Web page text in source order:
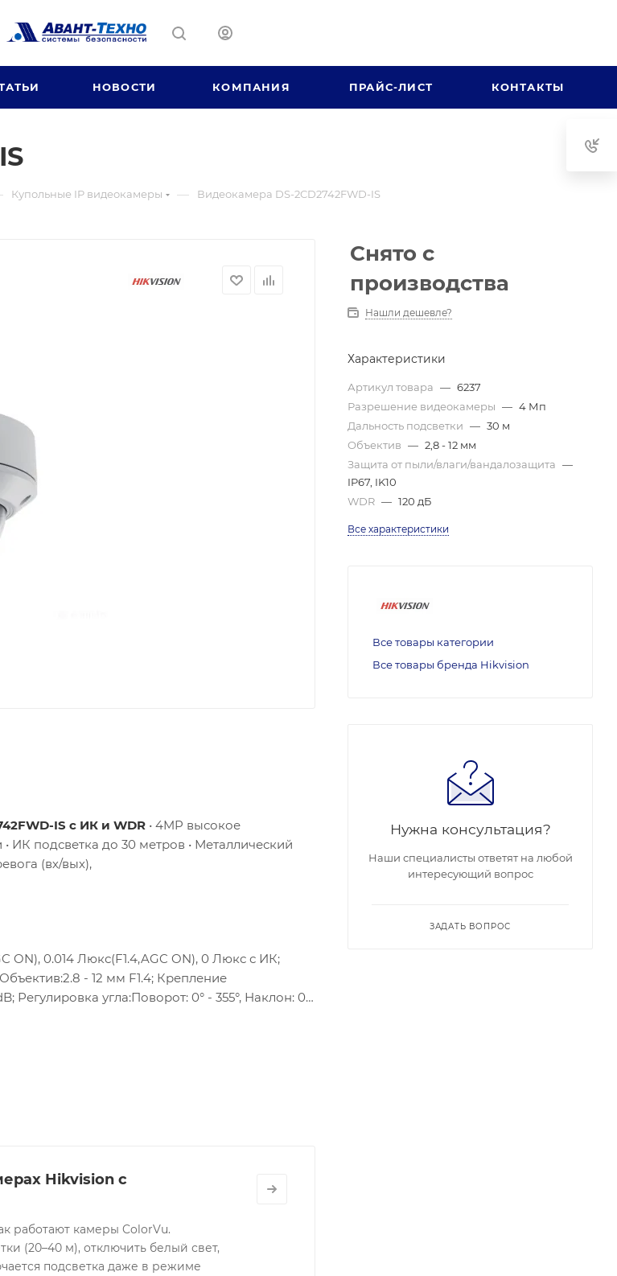
НОВОСТИ КОМПАНИЯ ПРАЙС-ЛИСТ КОНТАКТЫ
Купольные IP видеокамеры — Видеокамера DS-2CD2742FWD-IS
IS с ИК и WDR • 4MP высокое
ИК подсветка до 30 метров • Металлический
(вх/вых),
ON), 0.014 Люкс(F1.4,AGC ON), 0 Люкс с ИК;
- 12 мм F1.4; Крепление
Регулировка угла:Поворот: 0° - 355°, Наклон: 0°
Hikvision с
работают камеры ColorVu.
(20–40 м), отключить белый свет,
подсветка даже в режиме
Снято с
производства
Нашли дешевле?
Характеристики
Артикул товара — 6237
Разрешение видеокамеры — 4 Мп
Дальность подсветки — 30 м
Объектив — 2,8 - 12 мм
Защита от пыли/влаги/вандалозащита —
IP67, IK10
WDR — 120 дБ
Все характеристики
Все товары категории
Все товары бренда Hikvision
Нужна консультация?
Наши специалисты ответят на любой
интересующий вопрос
ЗАДАТЬ ВОПРОС